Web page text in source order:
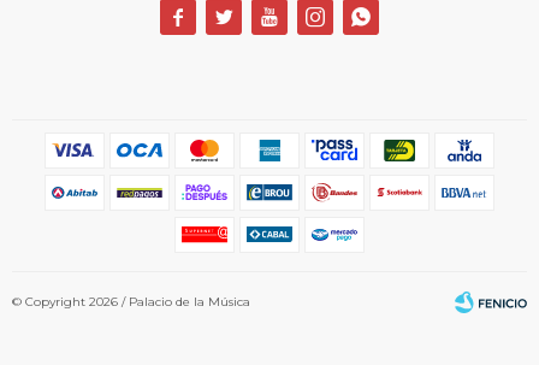
    
© Copyright 2026 / Palacio de la Música